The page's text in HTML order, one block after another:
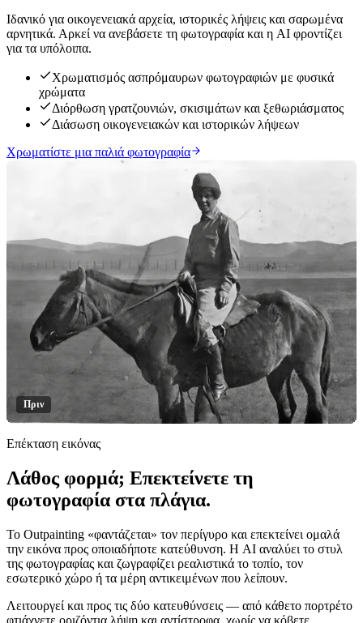
Ιδανικό για οικογενειακά αρχεία, ιστορικές λήψεις και σαρωμένα
αρνητικά. Αρκεί να ανεβάσετε τη φωτογραφία και η AI φροντίζει
για τα υπόλοιπα.
Χρωματισμός ασπρόμαυρων φωτογραφιών με φυσικά
χρώματα
Διόρθωση γρατζουνιών, σκισιμάτων και ξεθωριάσματος
Διάσωση οικογενειακών και ιστορικών λήψεων
Χρωματίστε μια παλιά φωτογραφία
Κάντε κλικ για αποκάλυψη
Πριν
Επέκταση εικόνας
Λάθος φορμά; Επεκτείνετε τη
φωτογραφία στα πλάγια.
Το Outpainting «φαντάζεται» τον περίγυρο και επεκτείνει ομαλά
την εικόνα προς οποιαδήποτε κατεύθυνση. Η AI αναλύει το στυλ
της φωτογραφίας και ζωγραφίζει ρεαλιστικά το τοπίο, τον
εσωτερικό χώρο ή τα μέρη αντικειμένων που λείπουν.
Λειτουργεί και προς τις δύο κατευθύνσεις — από κάθετο πορτρέτο
φτιάχνετε οριζόντια λήψη και αντίστροφα, χωρίς να κόβετε